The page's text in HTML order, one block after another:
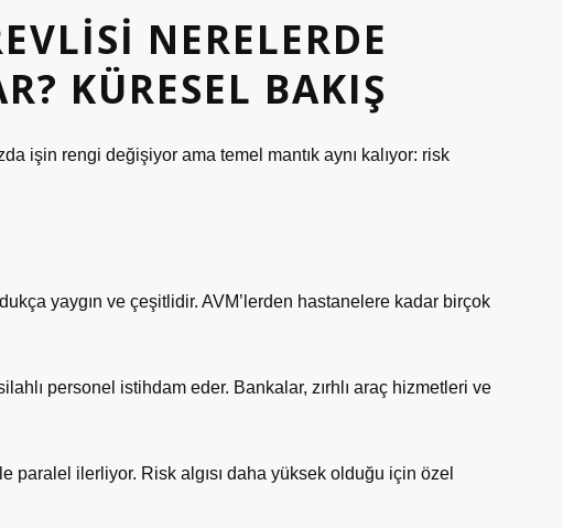
NERELERDE
KÜRESEL BAKIŞ
işin rengi değişiyor ama temel mantık aynı kalıyor: risk
yaygın ve çeşitlidir. AVM’lerden hastanelere kadar birçok
personel istihdam eder. Bankalar, zırhlı araç hizmetleri ve
ilerliyor. Risk algısı daha yüksek olduğu için özel